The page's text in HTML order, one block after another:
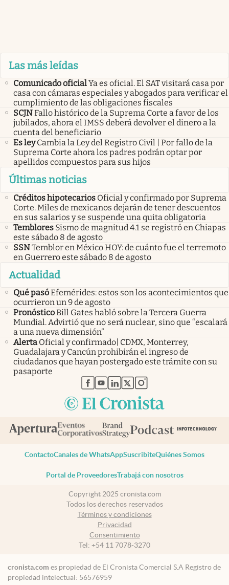
Las más leídas
Comunicado oficialYa es oficial. El SAT visitará casa por
casa con cámaras especiales y abogados para verificar el
cumplimiento de las obligaciones fiscales
SCJNFallo histórico de la Suprema Corte a favor de los
jubilados, ahora el IMSS deberá devolver el dinero a la
cuenta del beneficiario
Es ley Cambia la Ley del Registro Civil | Por fallo de la
Suprema Corte ahora los padres podrán optar por
apellidos compuestos para sus hijos
Últimas noticias
Créditos hipotecarios Oficial y confirmado por Suprema
Corte. Miles de mexicanos dejarán de tener descuentos
en sus salarios y se suspende una quita obligatoria
Temblores Sismo de magnitud 4.1 se registró en Chiapas
este sábado 8 de agosto
SSNTemblor en México HOY: de cuánto fue el terremoto
en Guerrero este sábado 8 de agosto
Actualidad
Qué pasóEfemérides: estos son los acontecimientos que
ocurrieron un 9 de agosto
PronósticoBill Gates habló sobre la Tercera Guerra
Mundial. Advirtió que no será nuclear, sino que “escalará
a una nueva dimensión”
Alerta Oficial y confirmado| CDMX, Monterrey,
Guadalajara y Cancún prohibirán el ingreso de
ciudadanos que hayan postergado este trámite con su
pasaporte
abre en nueva pestaña
abre en nueva pestaña
abre en nueva pestaña
abre en nueva pestaña
abre en nueva pestaña
ContactoCanales de WhatsAppSuscribiteQuiénes Somos
Portal de ProveedoresTrabajá con nosotros
Copyright 2025 cronista.com
Todos los derechos reservados
Términos y condiciones
Privacidad
Consentimiento
Tel: +54 11 7078-3270
cronista.com es propiedad de El Cronista Comercial S.A Registro de
propiedad intelectual: 56576959